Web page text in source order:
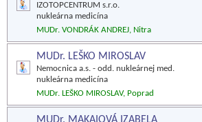
IZOTOPCENTRUM s.r.o.
nukleárna medicína
MUDr. VONDRÁK ANDREJ, Nitra
MUDr. LEŠKO MIROSLAV
Nemocnica a.s. - odd. nukleárnej med.
nukleárna medicína
MUDr. LEŠKO MIROSLAV, Poprad